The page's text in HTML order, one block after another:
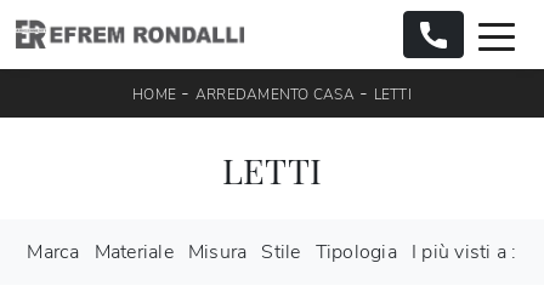
HOME - ARREDAMENTO CASA - LETTI
LETTI
Marca Materiale Misura Stile Tipologia I più visti a :